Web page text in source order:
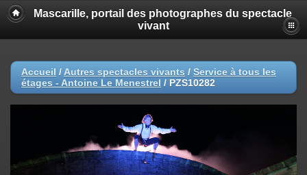
Mascarille, portail des photographes du spectacle
vivant
Accueil / Autres spectacles vivants / Service à tous les
étages - Antoine Le Menestrel / PZS10282